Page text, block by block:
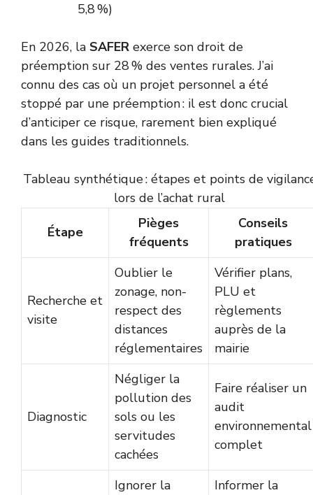
5,8 %)
En 2026, la SAFER exerce son droit de
préemption sur 28 % des ventes rurales. J’ai
connu des cas où un projet personnel a été
stoppé par une préemption : il est donc crucial
d’anticiper ce risque, rarement bien expliqué
dans les guides traditionnels.
Tableau synthétique : étapes et points de
lors de l’achat rural
Étape
Pièges
fréquents
Conseils
pratiques
Recherche et
visite
Oublier le
zonage, non-
respect des
distances
réglementaires
Vérifier plans,
PLU et
règlements
auprès de la
mairie
Diagnostic
Négliger la
pollution des
sols ou les
servitudes
cachées
Faire réaliser un
audit
environnemental
complet
Ignorer la
Informer la